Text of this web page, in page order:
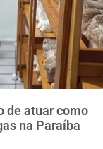
de atuar como
na Paraíba